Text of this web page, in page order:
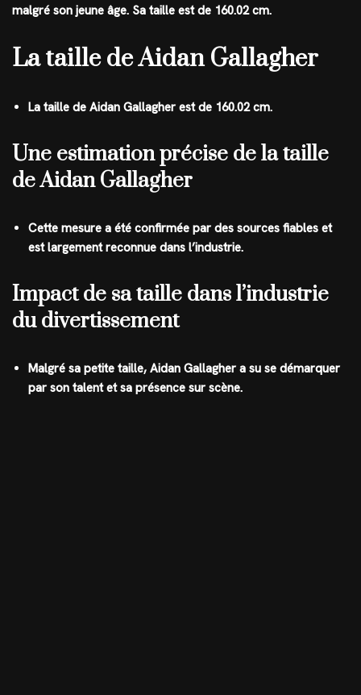
malgré son jeune âge. Sa taille est de 160.02 cm.
La taille de Aidan Gallagher
La taille de Aidan Gallagher est de 160.02 cm.
Une estimation précise de la taille
de Aidan Gallagher
Cette mesure a été confirmée par des sources fiables et
est largement reconnue dans l’industrie.
Impact de sa taille dans l’industrie
du divertissement
Malgré sa petite taille, Aidan Gallagher a su se démarquer
par son talent et sa présence sur scène.